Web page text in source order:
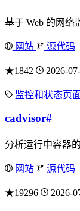
基于 Web 的网络
网站 源代码
★1842 2026-
监控和状态页
cadvisor#
分析运行中容器
网站 源代码
★19296 2026-